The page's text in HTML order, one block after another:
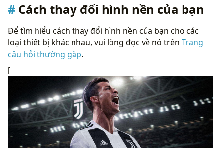
Cách thay đổi hình nền của bạn
Để tìm hiểu cách thay đổi hình nền của bạn cho các
loại thiết bị khác nhau, vui lòng đọc về nó trên Trang
câu hỏi thường gặp.
[